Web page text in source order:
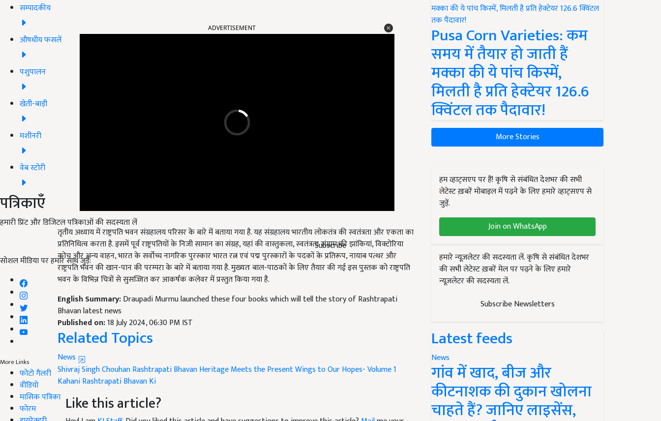
सम्पादकीय
औषधीय फसलें
पशुपालन
खेती-बाड़ी
मशीनरी
वेब स्टोरी
पत्रिकाएँ
हमारी प्रिंट और डिजिटल पत्रिकाओं की सदस्यता लें
Subscribe
सोशल मीडिया पर हमारे साथ जुड़ें:
More Links
फोटो गैलरी
वीडियो
मासिक पत्रिका
फोरम
ADVERTISEMENT
तृतीय अध्याय में राष्ट्रपति भवन संग्रहालय परिसर के बारे में बताया गया है. यह संग्रहालय भारतीय लोकतंत्र की स्वतंत्रता और एकता का
प्रतिनिधित्व करता है. इसमें पूर्व राष्ट्रपतियों के निजी सामान का संग्रह, यहां की वास्तुकला, स्वतंत्रता संग्राम की झांकियां, विक्टोरिया
कोच और अन्य वाहन, भारत के सर्वोच्च नागरिक पुरस्कार भारत रत्न एवं पद्म पुरस्कारों के पदकों के प्रतिरूप, नायाब पत्थर और
राष्ट्रपति भवन की खान-पान की परम्परा के बारे में बताया गया है. मुख्यतः बाल-पाठकों के लिए तैयार की गई इस पुस्तक को राष्ट्रपति
भवन के विभिन्न चित्रों से सुसज्जित कर आकर्षक कलेवर में प्रस्तुत किया गया है.
English Summary:Draupadi Murmu launched these four books which will tell the story of Rashtrapati
Bhavan latest news
Published on:18 July 2024, 06:30 PM IST
Related Topics
News
Shivraj Singh ChouhanRashtrapati Bhavan Heritage Meets the PresentWings to Our Hopes- Volume 1
Kahani Rashtrapati Bhavan Ki
Like this article?
Pusa Corn Varieties: कम
समय में तैयार हो जाती हैं
मक्का की ये पांच किस्में,
मिलती है प्रति हेक्टेयर 126.6
क्विंटल तक पैदावार!
More Stories
हम व्हाट्सएप पर हैं! कृषि से संबंधित देशभर की सभी
लेटेस्ट ख़बरें मोबाइल में पढ़ने के लिए हमारे व्हाट्सएप से
जुड़ें.
Join on WhatsApp
हमारे न्यूज़लेटर की सदस्यता लें. कृषि से संबंधित देशभर
की सभी लेटेस्ट ख़बरें मेल पर पढ़ने के लिए हमारे
न्यूज़लेटर की सदस्यता लें.
Subscribe Newsletters
Latest feeds
News
गांव में खाद, बीज और
कीटनाशक की दुकान खोलना
चाहते हैं? जानिए लाइसेंस,